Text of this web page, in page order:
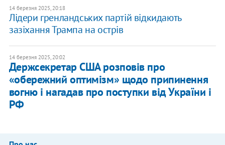
14 березня 2025, 20:18
Лідери гренландських партій відкидають
зазіхання Трампа на острів
14 березня 2025, 20:02
Держсекретар США розповів про
«обережний оптимізм» щодо припинення
вогню і нагадав про поступки від України і
РФ